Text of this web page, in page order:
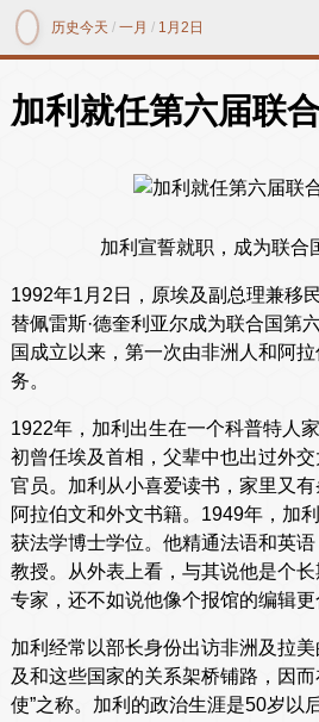
历史今天 /一月 / 1月2日
加利就任第六届联
加利宣誓就职，成为联合
1992年1月2日，原埃及副总理兼移
替佩雷斯·德奎利亚尔成为联合国第
国成立以来，第一次由非洲人和阿
务。
1922年，加利出生在一个科普特人
初曾任埃及首相，父辈中也出过外
官员。加利从小喜爱读书，家里又
阿拉伯文和外文书籍。1949年，加
获法学博士学位。他精通法语和英
教授。从外表上看，与其说他是个
专家，还不如说他像个报馆的编辑更
加利经常以部长身份出访非洲及拉
及和这些国家的关系架桥铺路，因
使”之称。加利的政治生涯是50岁以